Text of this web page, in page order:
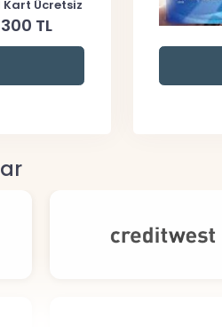
Kart Ücretsiz
300 TL